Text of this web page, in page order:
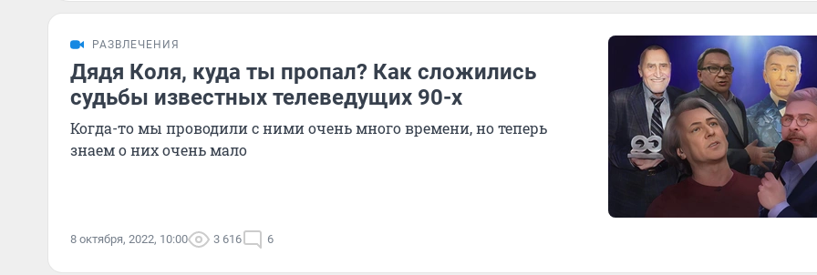
РАЗВЛЕЧЕНИЯ
Дядя Коля, куда ты пропал? Как сложились
судьбы известных телеведущих 90-х
Когда-то мы проводили с ними очень много времени, но теперь
знаем о них очень мало
8 октября, 2022, 10:00 3 616 6